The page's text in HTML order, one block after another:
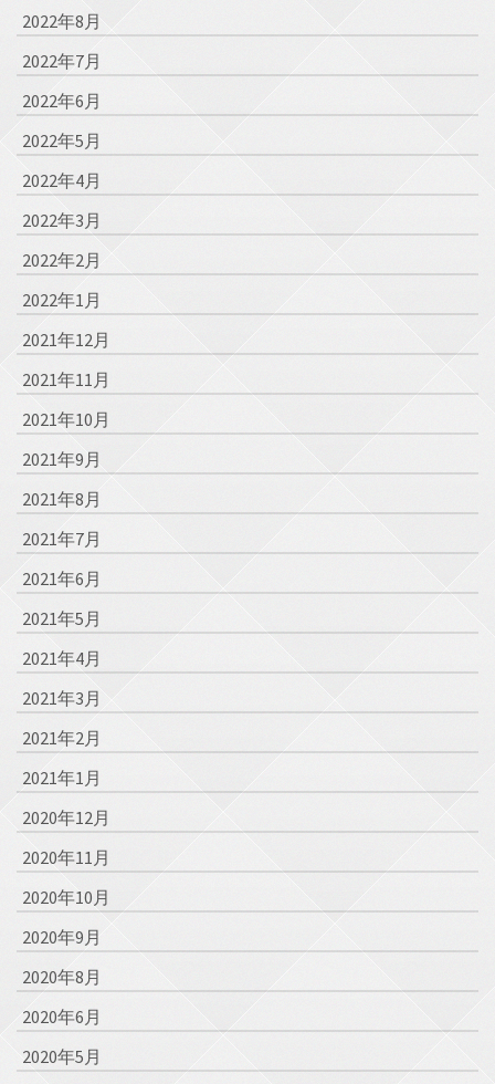
2022年8月
2022年7月
2022年6月
2022年5月
2022年4月
2022年3月
2022年2月
2022年1月
2021年12月
2021年11月
2021年10月
2021年9月
2021年8月
2021年7月
2021年6月
2021年5月
2021年4月
2021年3月
2021年2月
2021年1月
2020年12月
2020年11月
2020年10月
2020年9月
2020年8月
2020年6月
2020年5月